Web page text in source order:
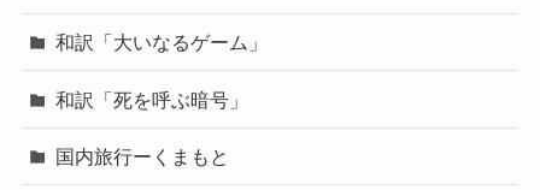
和訳「大いなるゲーム」
和訳「死を呼ぶ暗号」
国内旅行ーくまもと